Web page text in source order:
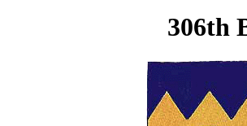
306th